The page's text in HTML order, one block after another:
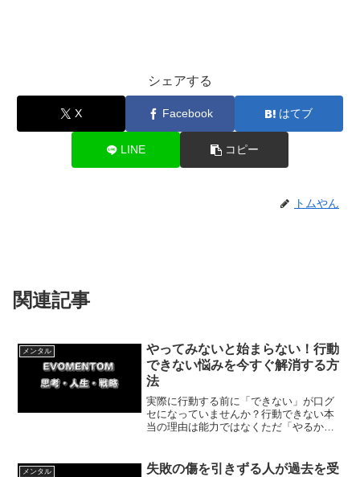
シェアする
X Facebook はてブ
LINE コピー
トムやん
関連記事
メンタル
やってみないと始まらない！行動
できない悩みを今すぐ解消する方
法
実際に行動する前に「できない」が口グ
セになっていませんか？行動できない本
当の理由は能力ではなくただ「やるかど
日から変えましょう。
メンタル
失敗の傷を引きずる人が過去を受